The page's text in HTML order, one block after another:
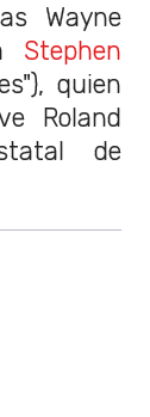
Wayne
Stephen
quien
Roland
de